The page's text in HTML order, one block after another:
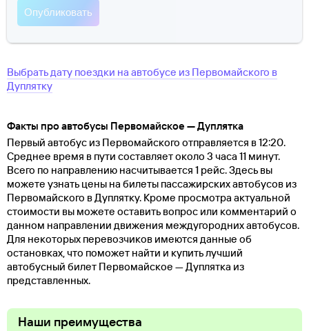
Выбрать дату поездки на автобусе из Первомайского в
Дуплятку
Факты про автобусы Первомайское — Дуплятка
Первый автобус из Первомайского отправляется в 12:20.
Среднее время в пути составляет около 3 часа 11 минут.
Всего по направлению насчитывается 1 рейс. Здесь вы
можете узнать цены на билеты пассажирских автобусов из
Первомайского в Дуплятку. Кроме просмотра актуальной
стоимости вы можете оставить вопрос или комментарий о
данном направлении движения междугородних автобусов.
Для некоторых перевозчиков имеются данные об
остановках, что поможет найти и купить лучший
автобусный билет Первомайское — Дуплятка из
представленных.
Наши преимущества